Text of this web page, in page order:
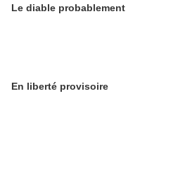
Le diable probablement
En liberté provisoire